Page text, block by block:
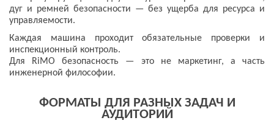
дуг и ремней безопасности — без ущерба для ресурса и
управляемости.
Каждая машина проходит обязательные проверки и
инспекционный контроль.
Для RiMO безопасность — это не маркетинг, а часть
инженерной философии.
ФОРМАТЫ ДЛЯ РАЗНЫХ ЗАДАЧ И
АУДИТОРИЙ